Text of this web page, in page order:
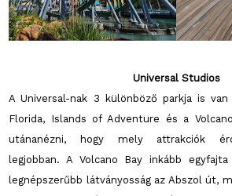
Universal Studios
A Universal-nak 3 különböző parkja is
Florida, Islands of Adventure és a
utánanézni, hogy mely attrakciók
legjobban. A Volcano Bay inkább
legnépszerűbb látványosság az Abszol út,